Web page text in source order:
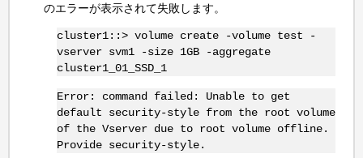
のエラーが表示されて失敗します。
cluster1::> volume create -volume test -
vserver svm1 -size 1GB -aggregate
cluster1_01_SSD_1
Error: command failed: Unable to get
default security-style from the root volume
of the Vserver due to root volume offline.
Provide security-style.